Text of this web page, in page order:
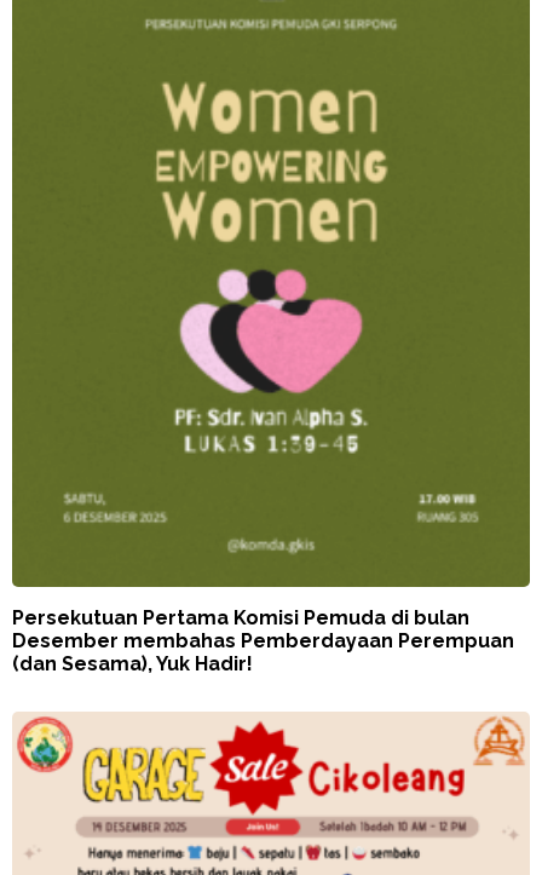
Persekutuan Pertama Komisi Pemuda di bulan
Desember membahas Pemberdayaan Perempuan
(dan Sesama), Yuk Hadir!